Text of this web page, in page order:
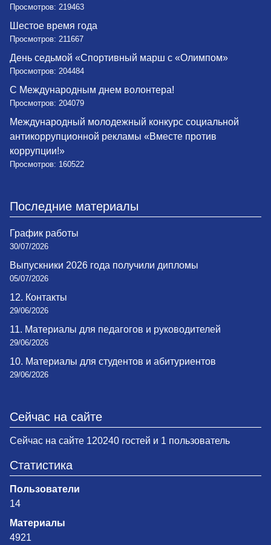
Просмотров: 219463
Шестое время года
Просмотров: 211667
День седьмой «Спортивный марш с «Олимпом»
Просмотров: 204484
С Международным днем волонтера!
Просмотров: 204079
Международный молодежный конкурс социальной
антикоррупционной рекламы «Вместе против
коррупции!»
Просмотров: 160522
Последние материалы
График работы
30/07/2026
Выпускники 2026 года получили дипломы
05/07/2026
12. Контакты
29/06/2026
11. Материалы для педагогов и руководителей
29/06/2026
10. Материалы для студентов и абитуриентов
29/06/2026
Сейчас на сайте
Сейчас на сайте 120240 гостей и 1 пользователь
Статистика
Пользователи
14
Материалы
4921